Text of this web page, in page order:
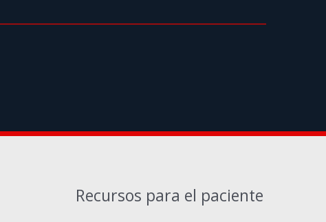
Recursos para el paciente